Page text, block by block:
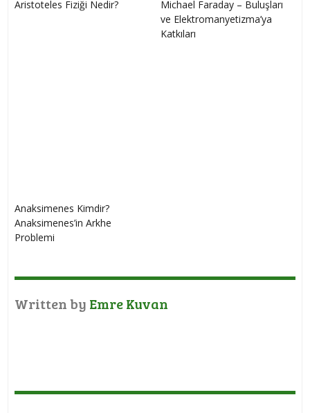
Aristoteles Fiziği Nedir?
Michael Faraday – Buluşları
ve Elektromanyetizma’ya
Katkıları
Anaksimenes Kimdir?
Anaksimenes’in Arkhe
Problemi
Written by Emre Kuvan